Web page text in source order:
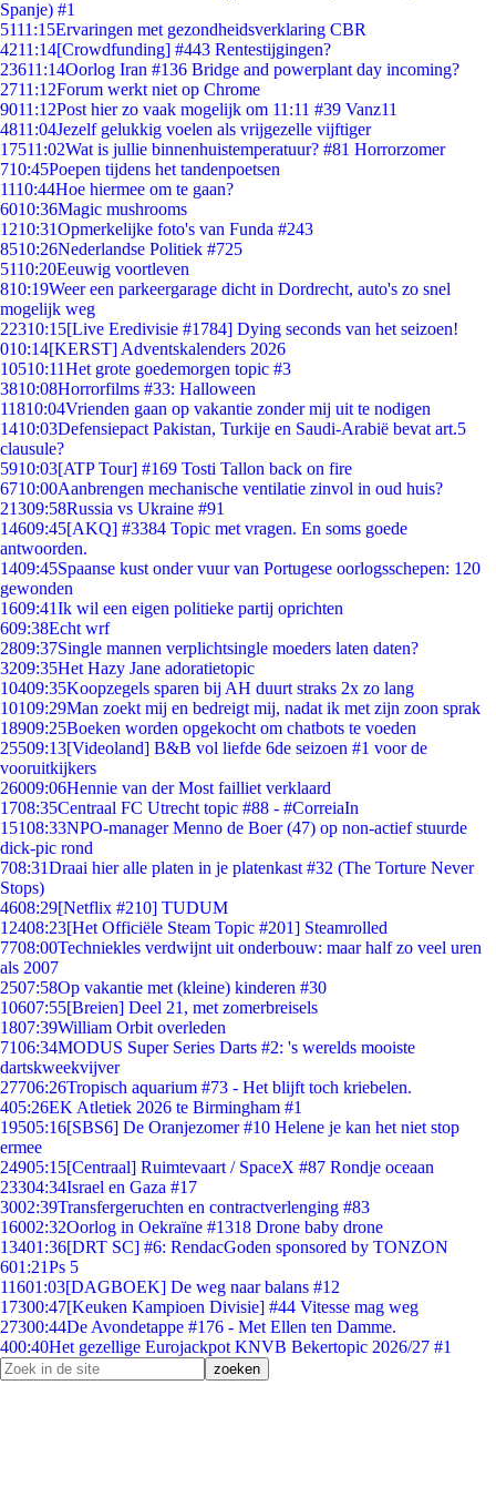
Spanje) #1
5111:15Ervaringen met gezondheidsverklaring CBR
4211:14[Crowdfunding] #443 Rentestijgingen?
23611:14Oorlog Iran #136 Bridge and powerplant day incoming?
2711:12Forum werkt niet op Chrome
9011:12Post hier zo vaak mogelijk om 11:11 #39 Vanz11
4811:04Jezelf gelukkig voelen als vrijgezelle vijftiger
17511:02Wat is jullie binnenhuistemperatuur? #81 Horrorzomer
710:45Poepen tijdens het tandenpoetsen
1110:44Hoe hiermee om te gaan?
6010:36Magic mushrooms
1210:31Opmerkelijke foto's van Funda #243
8510:26Nederlandse Politiek #725
5110:20Eeuwig voortleven
810:19Weer een parkeergarage dicht in Dordrecht, auto's zo snel
mogelijk weg
22310:15[Live Eredivisie #1784] Dying seconds van het seizoen!
010:14[KERST] Adventskalenders 2026
10510:11Het grote goedemorgen topic #3
3810:08Horrorfilms #33: Halloween
11810:04Vrienden gaan op vakantie zonder mij uit te nodigen
1410:03Defensiepact Pakistan, Turkije en Saudi-Arabië bevat art.5
clausule?
5910:03[ATP Tour] #169 Tosti Tallon back on fire
6710:00Aanbrengen mechanische ventilatie zinvol in oud huis?
21309:58Russia vs Ukraine #91
14609:45[AKQ] #3384 Topic met vragen. En soms goede
antwoorden.
1409:45Spaanse kust onder vuur van Portugese oorlogsschepen: 120
gewonden
1609:41Ik wil een eigen politieke partij oprichten
609:38Echt wrf
2809:37Single mannen verplichtsingle moeders laten daten?
3209:35Het Hazy Jane adoratietopic
10409:35Koopzegels sparen bij AH duurt straks 2x zo lang
10109:29Man zoekt mij en bedreigt mij, nadat ik met zijn zoon sprak
18909:25Boeken worden opgekocht om chatbots te voeden
25509:13[Videoland] B&B vol liefde 6de seizoen #1 voor de
vooruitkijkers
26009:06Hennie van der Most failliet verklaard
1708:35Centraal FC Utrecht topic #88 - #CorreiaIn
15108:33NPO-manager Menno de Boer (47) op non-actief stuurde
dick-pic rond
708:31Draai hier alle platen in je platenkast #32 (The Torture Never
Stops)
4608:29[Netflix #210] TUDUM
12408:23[Het Officiële Steam Topic #201] Steamrolled
7708:00Techniekles verdwijnt uit onderbouw: maar half zo veel uren
als 2007
2507:58Op vakantie met (kleine) kinderen #30
10607:55[Breien] Deel 21, met zomerbreisels
1807:39William Orbit overleden
7106:34MODUS Super Series Darts #2: 's werelds mooiste
dartskweekvijver
27706:26Tropisch aquarium #73 - Het blijft toch kriebelen.
405:26EK Atletiek 2026 te Birmingham #1
19505:16[SBS6] De Oranjezomer #10 Helene je kan het niet stop
ermee
24905:15[Centraal] Ruimtevaart / SpaceX #87 Rondje oceaan
23304:34Israel en Gaza #17
3002:39Transfergeruchten en contractverlenging #83
16002:32Oorlog in Oekraïne #1318 Drone baby drone
13401:36[DRT SC] #6: RendacGoden sponsored by TONZON
601:21Ps 5
11601:03[DAGBOEK] De weg naar balans #12
17300:47[Keuken Kampioen Divisie] #44 Vitesse mag weg
27300:44De Avondetappe #176 - Met Ellen ten Damme.
400:40Het gezellige Eurojackpot KNVB Bekertopic 2026/27 #1